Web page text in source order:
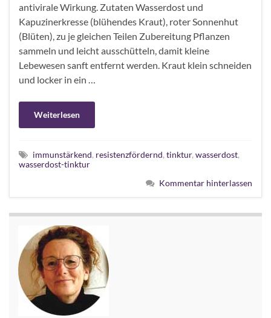
antivirale Wirkung. Zutaten Wasserdost und
Kapuzinerkresse (blühendes Kraut), roter Sonnenhut
(Blüten), zu je gleichen Teilen Zubereitung Pflanzen
sammeln und leicht ausschütteln, damit kleine
Lebewesen sanft entfernt werden. Kraut klein schneiden
und locker in ein …
Weiterlesen
immunstärkend, resistenzfördernd, tinktur, wasserdost,
wasserdost-tinktur
Kommentar hinterlassen